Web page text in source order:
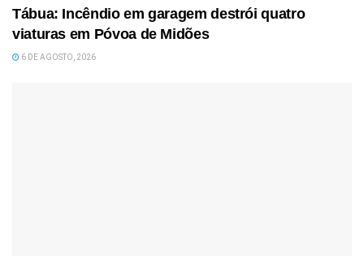
Tábua: Incêndio em garagem destrói quatro
viaturas em Póvoa de Midões
6 DE AGOSTO, 2026